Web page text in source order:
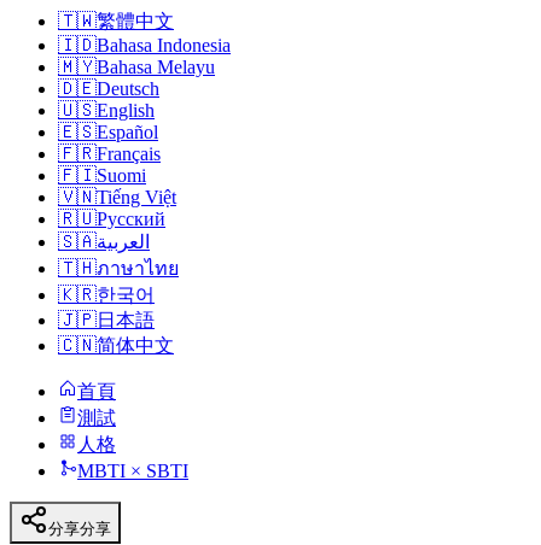
🇹🇼繁體中文
🇮🇩Bahasa Indonesia
🇲🇾Bahasa Melayu
🇩🇪Deutsch
🇺🇸English
🇪🇸Español
🇫🇷Français
🇫🇮Suomi
🇻🇳Tiếng Việt
🇷🇺Русский
🇸🇦العربية
🇹🇭ภาษาไทย
🇰🇷한국어
🇯🇵日本語
🇨🇳简体中文
首頁
測試
人格
MBTI × SBTI
分享分享